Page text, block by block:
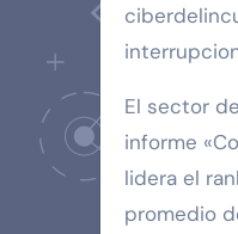
El sector
informe
lidera el
promedio